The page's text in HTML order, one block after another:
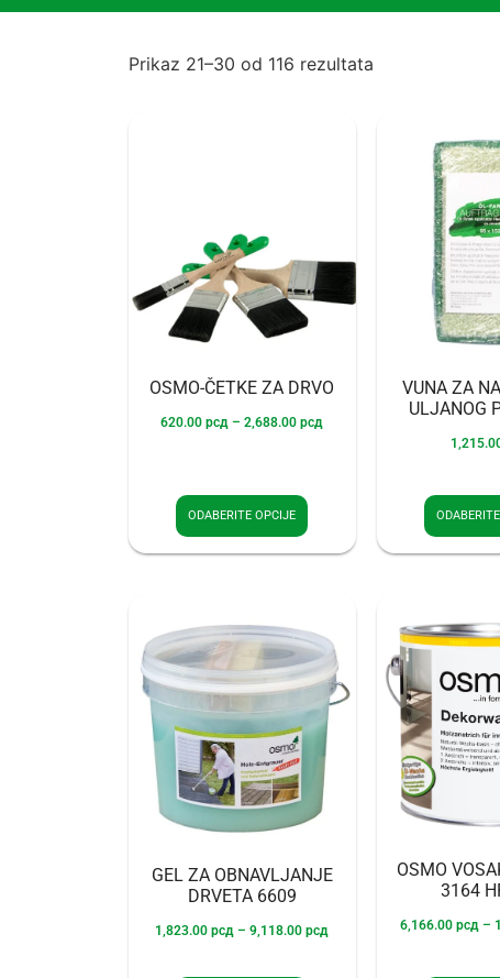
Prikaz 21–30 od 116 rezultata
OSMO-ČETKE ZA DRVO
620.00рсд – 2,688.00рсд
ODABERITE OPCIJE
VUNA ZA
ULJANOG
GEL ZA OBNAVLJANJE
DRVETA 6609
1,823.00рсд – 9,118.00рсд
OSMO
3164
6,166.00 рсд –